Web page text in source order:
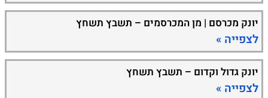
יונק מכרסם | מן המכרסמים – תשבץ תשחץ
לצפייה »
יונק גדול וקדום – תשבץ תשחץ
לצפייה »